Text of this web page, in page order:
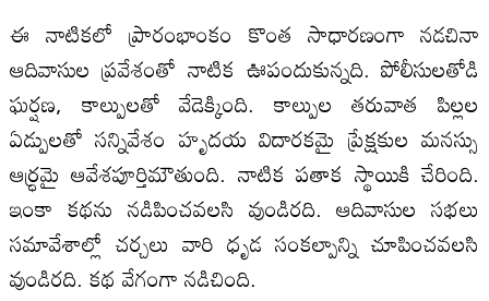
ఈ నాటికలో ప్రారంభాంకం కొంత సాధారణంగా నడచినా
ఆదివాసుల ప్రవేశంతో నాటిక ఊపందుకున్నది. పోలీసులతోడి
ఘర్షణ, కాల్పులతో వేడెక్కింది. కాల్పుల తరువాత పిల్లల
ఏడ్పులతో సన్నివేశం హృదయ విదారకమై ప్రేక్షకుల మనస్సు
ఆర్ధ్రమై ఆవేశపూర్తిమౌతుంది. నాటిక పతాక స్థాయికి చేరింది.
ఇంకా కథను నడిపించవలసి వుండిరది. ఆదివాసుల సభలు
సమావేశాల్లో చర్చలు వారి ధృడ సంకల్పాన్ని చూపించవలసి
వుండిరది. కథ వేగంగా నడిచింది.